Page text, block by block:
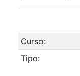
Curso:
Tipo: